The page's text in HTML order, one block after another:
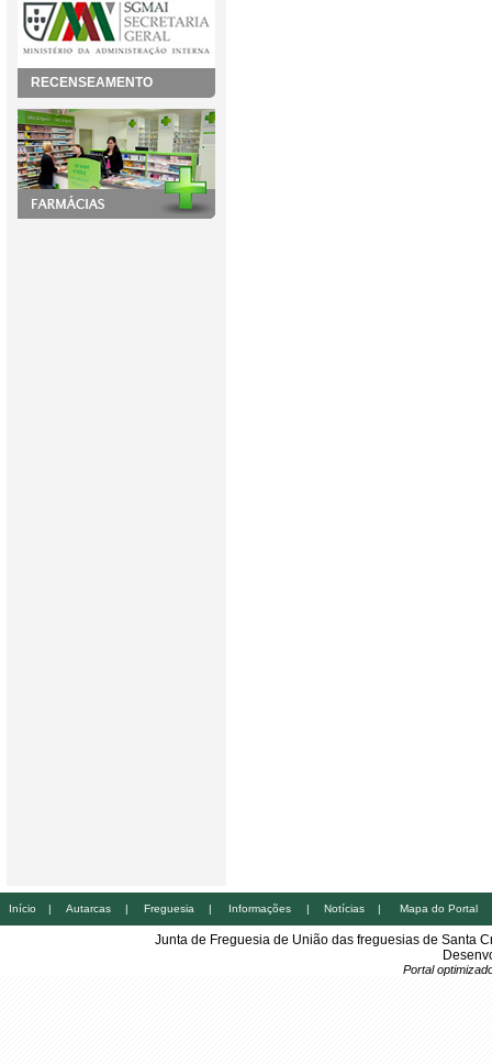
RECENSEAMENTO
Início | Autarcas | Freguesia | Informações | Notícias | Mapa do Portal
Junta de Freguesia de União das freguesias de Santa
Portal